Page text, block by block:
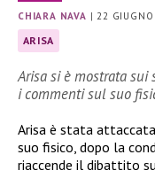
CHIARA NAVA | 22
ARISA
Arisa si è mostrata
i commenti sul suo
Arisa è stata
suo fisico, dopo la
riaccende il dibattito